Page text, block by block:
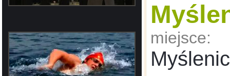
miejsce: